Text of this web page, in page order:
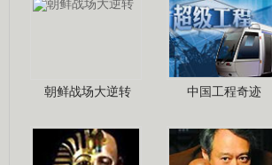
朝鲜战场大逆转 中国工程奇迹